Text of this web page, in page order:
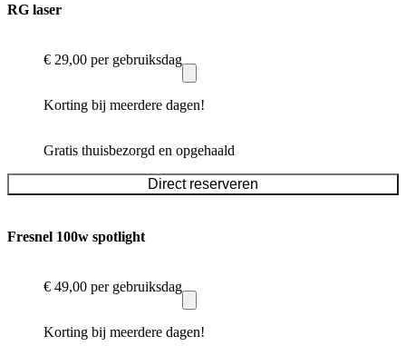
RG laser
€ 29,00 per gebruiksdag
Korting bij meerdere dagen!
Gratis thuisbezorgd en opgehaald
Direct reserveren
Fresnel 100w spotlight
€ 49,00 per gebruiksdag
Korting bij meerdere dagen!